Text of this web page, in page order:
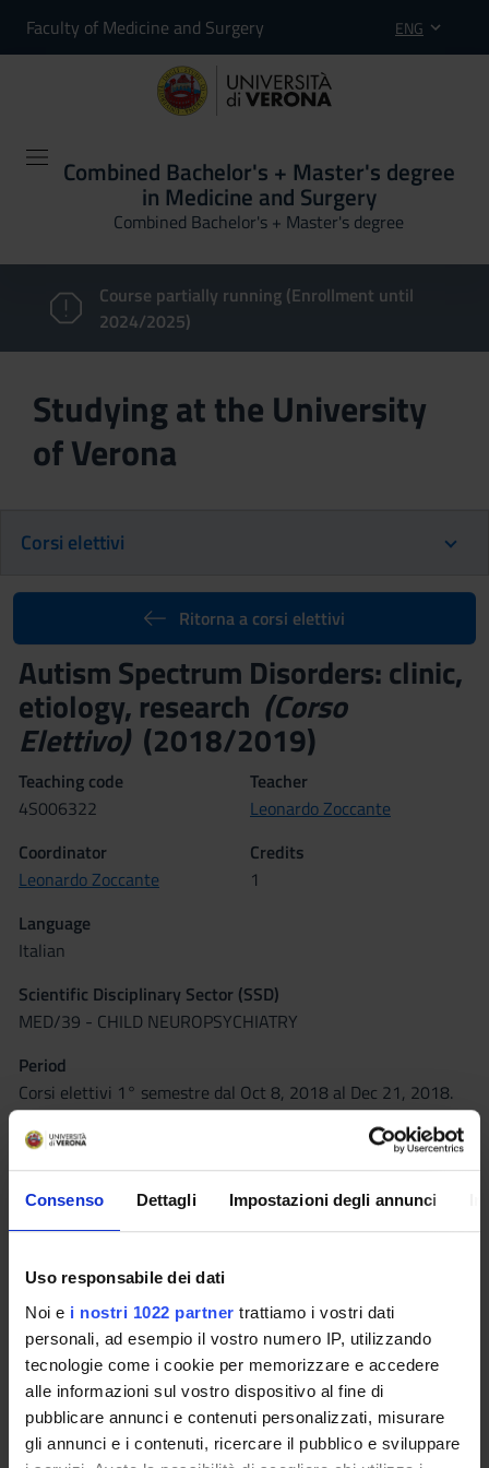
Consenso Dettagli Impostazioni degli annunci
Uso responsabile dei dati
Noi e i nostri 1022 partner trattiamo i vostri dati
personali, ad esempio il vostro numero IP, utilizzando
tecnologie come i cookie per memorizzare e accedere
alle informazioni sul vostro dispositivo al fine di
pubblicare annunci e contenuti personalizzati, misurare
gli annunci e i contenuti, ricercare il pubblico e sviluppare
Faculty of Medicine and Surgery ENG
Combined Bachelor's + Master's degree
in Medicine and Surgery
Combined Bachelor's + Master's degree
Course partially running (Enrollment until
2024/2025)
Studying at the University
of Verona
Corsi elettivi
Ritorna a corsi elettivi
Autism Spectrum Disorders: clinic,
etiology, research (Corso
Elettivo)(2018/2019)
Teaching code
4S006322
Teacher
Leonardo Zoccante
Coordinator
Leonardo Zoccante
Credits
1
Language
Italian
Scientific Disciplinary Sector (SSD)
MED/39 - CHILD NEUROPSYCHIATRY
Period
Corsi elettivi 1° semestre dal Oct 8, 2018 al Dec 21, 2018.
Lessons timetable
Learning outcomes
increase their knowledge in Autism Spectrum Disorders, to
understand how different could be clinical and etiological
features of Autism, starting with the analysis of deficitary
functions in communication and socialization. Furthermore I
would like to share with students a few neuropsychological
interpretive models at the hearth of these disorders and,
finally, let them know what is the current state of knowledge